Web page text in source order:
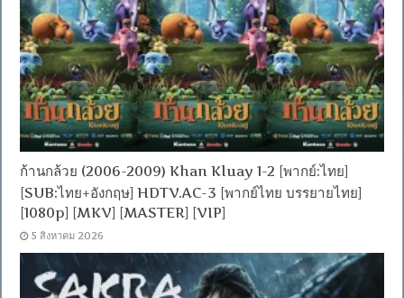
ก้านกล้วย (2006-2009) Khan Kluay 1-2 [พากย์:ไทย]
[SUB:ไทย+อังกฤษ] HDTV.AC-3 [พากย์ไทย บรรยายไทย]
[1080p] [MKV] [MASTER] [VIP]
5 สิงหาคม 2026